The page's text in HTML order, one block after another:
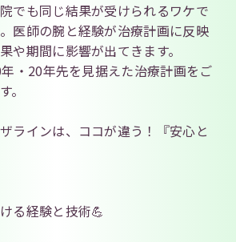
でも同じ結果が受けられるワケで
医師の腕と経験が治療計画に反映
や期間に影響が出てきます。
・20年先を見据えた治療計画をご
。
ラインは、ココが違う！『安心と
る経験と技術💪